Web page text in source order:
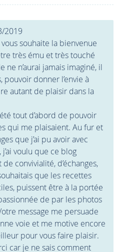
2019
souhaite la bienvenue
très ému et très touché
ne n’aurai jamais imaginé, il
pouvoir donner l’envie à
autant de plaisir dans la
tout d’abord de pouvoir
qui me plaisaient. Au fur et
que j’ai pu avoir avec
j’ai voulu que ce blog
convivialité, d’échanges,
que les recettes
puissent être à la portée
de par les photos
message me persuade
voie et me motive encore
pour vous faire plaisir.
car je ne sais comment